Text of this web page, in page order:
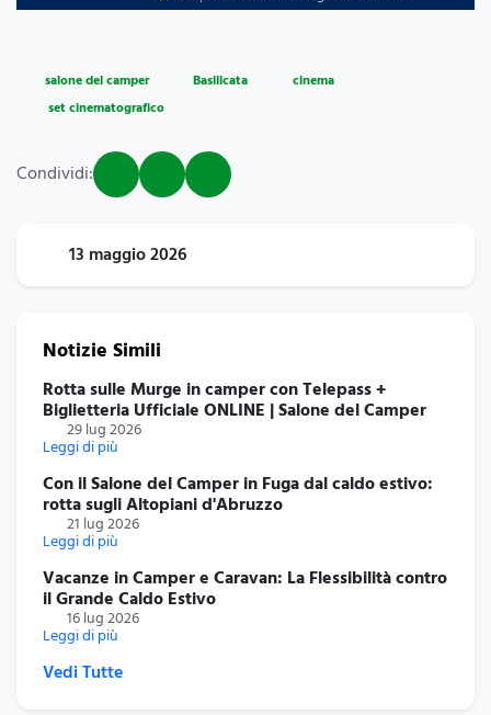
salone del camper Basilicata
cinema
set cinematografico
Condividi:
13 maggio 2026
Notizie Simili
Rotta sulle Murge in camper con Telepass +
Biglietteria Ufficiale ONLINE | Salone del Camper
29 lug 2026
Leggi di più
Con il Salone del Camper in Fuga dal caldo estivo:
rotta sugli Altopiani d'Abruzzo
21 lug 2026
Leggi di più
Vacanze in Camper e Caravan: La Flessibilità contro
il Grande Caldo Estivo
16 lug 2026
Leggi di più
Vedi Tutte